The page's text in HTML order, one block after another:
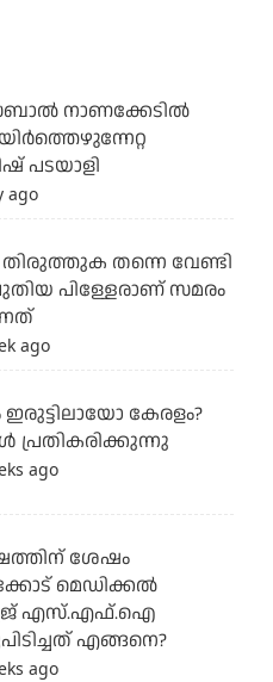
നാണക്കേടിൽ
പടയാളി
ago
തിരുത്തുക തന്നെ വേണ്ടി
പിള്ളേരാണ് സമരം
ago
ഇരുട്ടിലായോ കേരളം?
പ്രതികരിക്കുന്നു
ago
ശേഷം
മെഡിക്കൽ
എസ്.എഫ്.ഐ
എങ്ങനെ?
ago